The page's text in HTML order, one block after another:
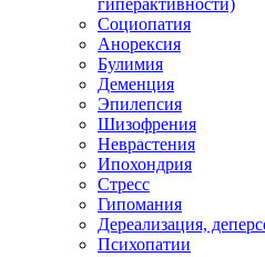
гиперактивности)
Социопатия
Анорексия
Булимия
Деменция
Эпилепсия
Шизофрения
Неврастения
Ипохондрия
Стресс
Гипомания
Дереализация,
Психопатии